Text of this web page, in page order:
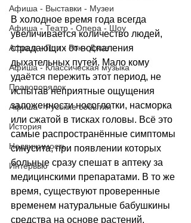
Афиша - Выставки - Музеи
Афиша - Театр - Опера - Шоу
Афиша - Поп - Рок - Джаз
Афиша - Классическая музыка
Правопорядок
Афиша - Русские события
История
Недвижимость
Интервью
В холодное время года всегда
увеличивается количество людей,
страдающих от воспаления
дыхательных путей. Мало кому
удаётся пережить этот период, не
испытав неприятные ощущения
заложенности носоглотки, насморка
или сжатой в тисках головы. Всё это
самые распространённые симптомы
синусита, при появлении которых
больные сразу спешат в аптеку за
медицинскими препаратами. В то же
время, существуют проверенные
временем натуральные бабушкины
средства на основе растений,